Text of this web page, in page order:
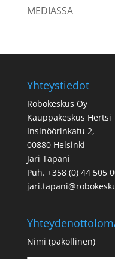
MEDIASSA
Yhteystiedot
Robokeskus Oy
Kauppakeskus Hertsi
Insinöörinkatu 2,
00880 Helsinki
Jari Tapani
Puh. +358 (0) 44 505
Nimi (pakollinen)